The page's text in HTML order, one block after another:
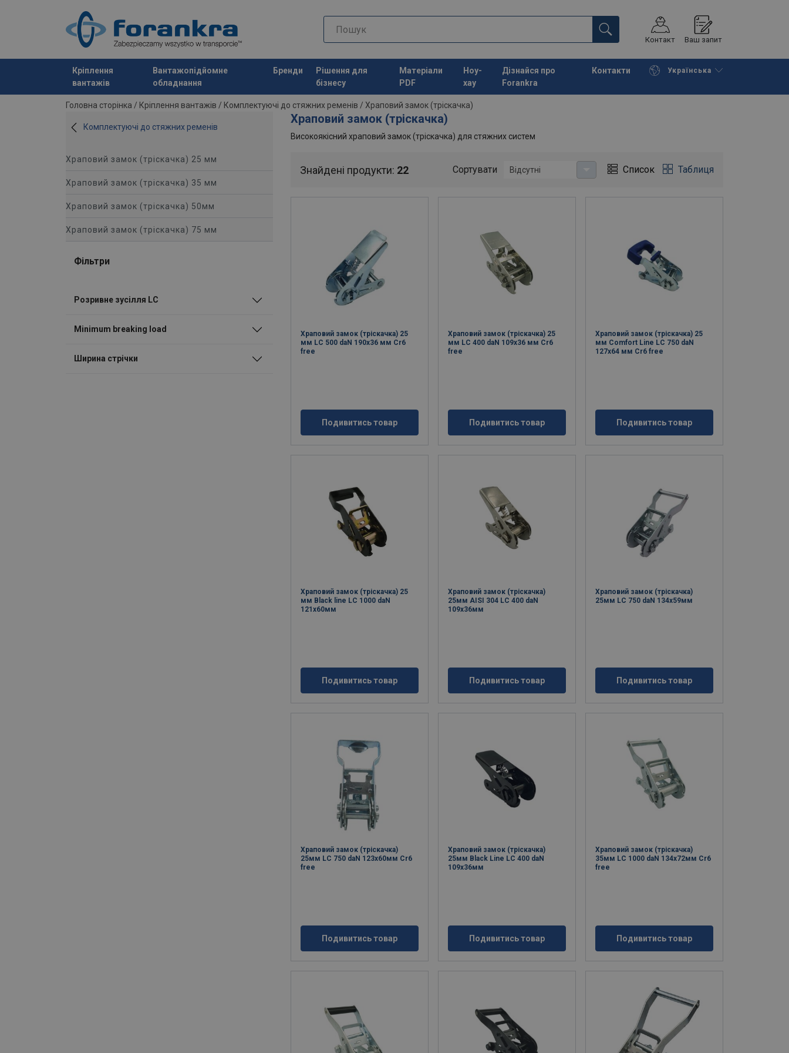
Контакт Ваш запит
Кріплення
вантажів
Вантажопідйомне
обладнання
Бренди
Рішення для
бізнесу
Матеріали
PDF
Ноу-
хау
Дізнайся про
Forankra
Контакти Українська
added to your quote Continue Request quotation
Головна сторінка / Кріплення вантажів / Комплектуючі до стяжних ременів / Храповий замок (тріскачка)
Комплектуючі до стяжних ременів
Храповий замок (тріскачка) 25 мм
Храповий замок (тріскачка) 35 мм
Храповий замок (тріскачка) 50мм
Храповий замок (тріскачка) 75 мм
Фільтри
Розривне зусілля LC
Minimum breaking load
Ширина стрічки
Храповий замок (тріскачка)
Високоякісний храповий замок (тріскачка) для стяжних систем
Знайдені продукти: 22 Сортувати Відсутні Список Таблиця
Храповий замок (тріскачка) 25
мм LC 500 daN 190x36 мм Cr6
free
Подивитись товар
Храповий замок (тріскачка) 25
мм LC 400 daN 109x36 мм Cr6
free
Подивитись товар
Храповий замок (тріскачка) 25
мм Comfort Line LC 750 daN
127x64 мм Cr6 free
Подивитись товар
Храповий замок (тріскачка) 25
мм Black line LC 1000 daN
121x60мм
Подивитись товар
Храповий замок (тріскачка)
25мм AISI 304 LC 400 daN
109x36мм
Подивитись товар
Храповий замок (тріскачка)
25мм LC 750 daN 134x59мм
Подивитись товар
Храповий замок (тріскачка)
25мм LC 750 daN 123x60мм Cr6
free
Подивитись товар
Храповий замок (тріскачка)
25мм Black Line LC 400 daN
109x36мм
Подивитись товар
Храповий замок (тріскачка)
35мм LC 1000 daN 134x72мм Cr6
free
Подивитись товар